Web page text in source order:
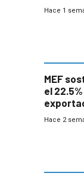
Hace 1
MEF
el
EE.UU
Hace 2